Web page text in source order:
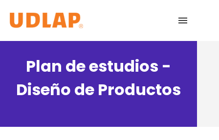
Admisiones
Plan de estudios -
Diseño de Productos